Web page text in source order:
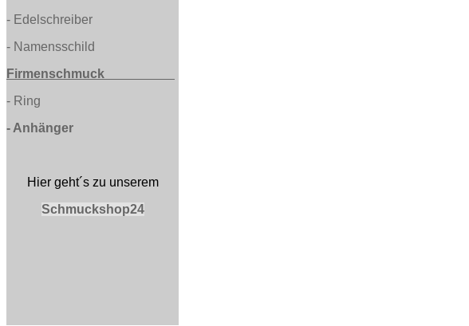
- Edelschreiber
- Namensschild
Firmenschmuck
- Ring
- Anhänger
Hier geht´s zu unserem
Schmuckshop24